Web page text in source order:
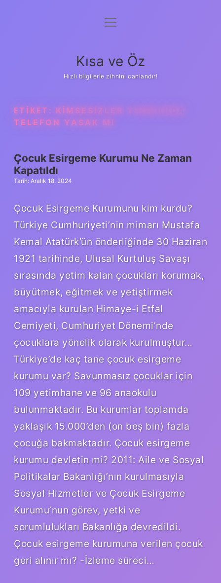
Anasayfa
Yasal Uyarı
menüyü
Kısa ve Öz
Hızlı bilgilerle zihnini canlandır!
ETIKET: KIMSESIZLER YURDUNDA
TELEFON YASAK MI
Çocuk Esirgeme Kurumu Ne Zaman
Kapatıldı
Tarih: Aralık 18, 2024
Çocuk Esirgeme Kurumunu kim kurdu?
Türkiye Cumhuriyeti’nin mimarı Mustafa
Kemal Atatürk’ün önderliğinde 30 Haziran
1921 tarihinde, Ulusal Kurtuluş Savaşı
sırasında yetim kalan çocukları korumak,
büyütmek, eğitmek ve yetiştirmek
amacıyla kurulan Himaye-i Etfal
Cemiyeti, Cumhuriyet Dönemi’nde
çocuklara yönelik olarak kurulmuştur…
Türkiye’de kaç tane çocuk esirgeme
kurumu var? Savunmasız çocuklar için
109 yetimhane ve 96 anaokulu
bulunmaktadır. Bu kurumlar toplamda
yaklaşık 15.000’den (on beş bin) fazla
çocuğa bakmaktadır. Çocuk esirgeme
kurumu devletin mi? 2011: Aile ve Sosyal
Politikalar Bakanlığı’nın kurulmasıyla
Sosyal Hizmetler ve Çocuk Esirgeme
Kurumu’nun görev, yetki ve
sorumlulukları Bakanlığa devredildi.
Çocuk esirgeme kurumuna verilen çocuk
geri alınır mı? -İzleme süreci…